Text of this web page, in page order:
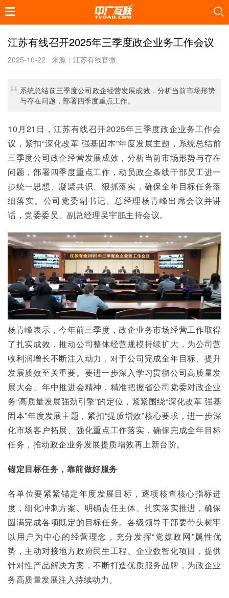
江苏有线召开2025年三季度政企业务工作会议
2025-10-22 来源：江苏有线官微
系统总结前三季度公司政企经营发展成效，分析当前市场形势
与存在问题，部署四季度重点工作。
10月21日，江苏有线召开2025年三季度政企业务工作会
议，紧扣“深化改革 强基固本”年度发展主题，系统总结前
三季度公司政企经营发展成效，分析当前市场形势与存在
问题，部署四季度重点工作，动员政企条线干部员工进一
步统一思想、凝聚共识、狠抓落实，确保全年目标任务落
细落实。公司党委副书记、总经理杨青峰出席会议并讲
话，党委委员、副总经理吴宇鹏主持会议。
杨青峰表示，今年前三季度，政企业务市场经营工作取得
了扎实成效，推动公司整体经营规模持续扩大，为公司营
收利润增长不断注入动力，对于公司完成全年目标、提升
发展质效至关重要。要进一步深入学习贯彻公司高质量发
展大会、年中推进会精神，精准把握省公司党委对政企业
务“高质量发展强劲引擎”的定位，紧紧围绕“深化改革 强基
固本”年度发展主题，紧扣“提质增效”核心要求，进一步深
化市场客户拓展、强化重点工作落实，确保完成全年目标
任务，推动政企业务发展提质增效再上新台阶。
锚定目标任务，靠前做好服务
各单位要紧紧锚定年度发展目标，逐项核查核心指标进
度，细化冲刺方案、明确责任主体、扎实落实推进，确保
圆满完成各项既定的目标任务。各级领导干部要带头树牢
以用户为中心的经营理念，充分发挥“党媒政网”属性优
势，主动对接地方政府民生工程、企业数智化项目，提供
针对性产品解决方案，不断打造优质服务品牌，为政企业
务高质量发展注入持续动力。